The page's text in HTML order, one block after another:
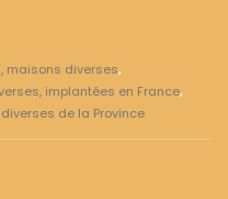
maisons diverses,
implantées en France,
de la Province